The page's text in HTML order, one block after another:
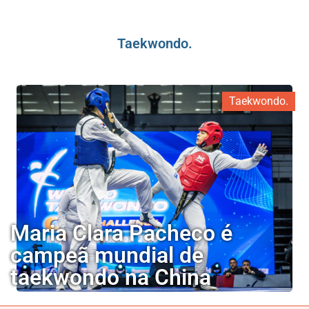
Taekwondo.
Taekwondo.
Maria Clara Pacheco é
campeã mundial de
taekwondo na China